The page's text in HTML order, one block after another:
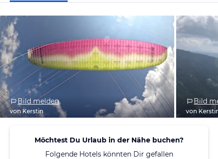
Bild melden
von Kerstin
Bild
von
Möchtest Du Urlaub in der Nähe buchen?
Folgende Hotels könnten Dir gefallen